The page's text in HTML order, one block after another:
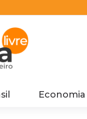
Economia